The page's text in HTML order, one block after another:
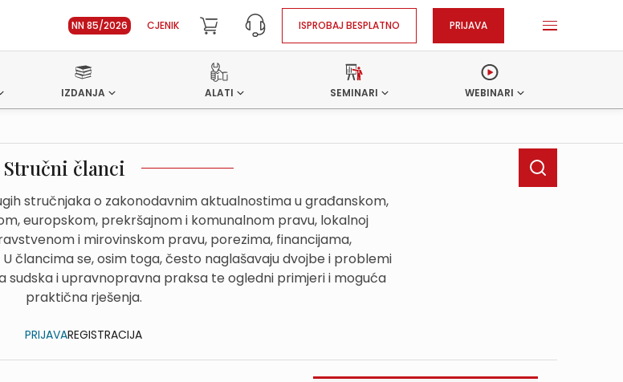
NN 85/2026 CJENIK ISPROBAJ BESPLATNO PRIJAVA
IZDANJA ALATI SEMINARI WEBINARI
Stručni članci
stručnjaka o zakonodavnim aktualnostima u građanskom,
europskom, prekršajnom i komunalnom pravu, lokalnoj
i mirovinskom pravu, porezima, financijama,
člancima se, osim toga, često naglašavaju dvojbe i problemi
sudska i upravnopravna praksa te ogledni primjeri i moguća
praktična rješenja.
PRIJAVAREGISTRACIJA